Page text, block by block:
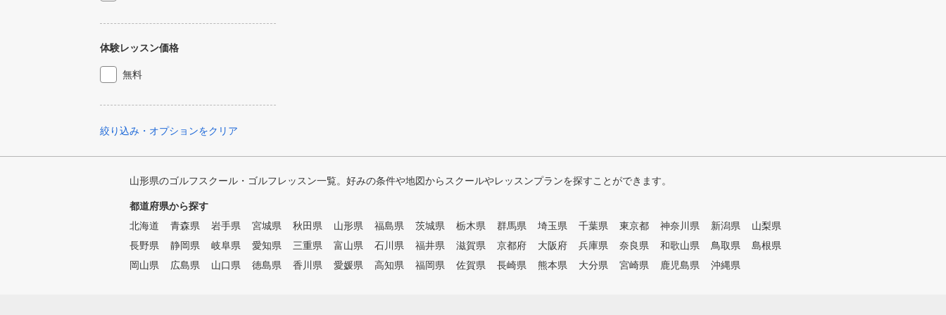
体験レッスン価格
無料
絞り込み・オプションをクリア
山形県のゴルフスクール・ゴルフレッスン一覧。好みの条件や地図からスクールやレッスンプランを探すことができます。
都道府県から探す
北海道
青森県 岩手県 宮城県 秋田県 山形県 福島県 茨城県 栃木県 群馬県 埼玉県 千葉県 東京都 神奈川県 新潟県
山梨県
長野県
静岡県 岐阜県 愛知県 三重県 富山県 石川県 福井県 滋賀県 京都府 大阪府 兵庫県 奈良県 和歌山県 鳥取県
島根県
岡山県
広島県 山口県 徳島県 香川県 愛媛県 高知県 福岡県 佐賀県 長崎県 熊本県 大分県 宮崎県 鹿児島県 沖縄県